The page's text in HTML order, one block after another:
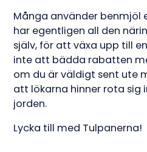
Många använder benmjöl
har egentligen all den
själv, för att växa upp till
inte att bädda rabatten
om du är väldigt sent ute
att lökarna hinner rota sig
jorden.
Lycka till med Tulpanerna!